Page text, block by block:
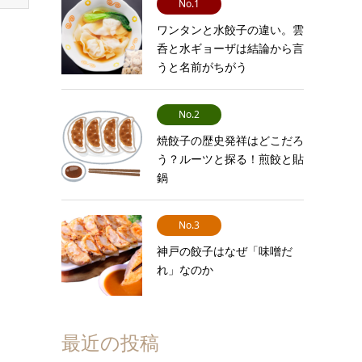
No.1
ワンタンと水餃子の違い。雲
呑と水ギョーザは結論から言
うと名前がちがう
No.2
焼餃子の歴史発祥はどこだろ
う？ルーツと探る！煎餃と貼
鍋
No.3
神戸の餃子はなぜ「味噌だ
れ」なのか
最近の投稿